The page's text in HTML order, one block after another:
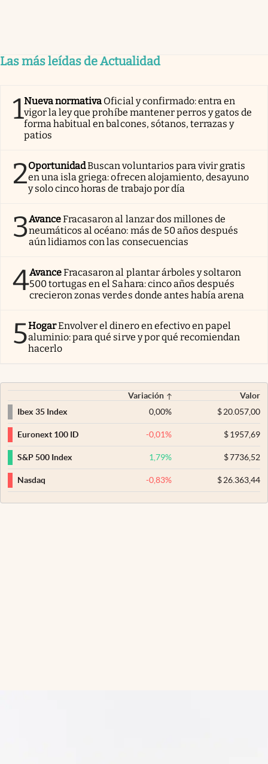
Las más leídas de Actualidad
1Nueva normativa Oficial y confirmado: entra en
vigor la ley que prohíbe mantener perros y gatos de
forma habitual en balcones, sótanos, terrazas y
patios
2OportunidadBuscan voluntarios para vivir gratis
en una isla griega: ofrecen alojamiento, desayuno
y solo cinco horas de trabajo por día
3AvanceFracasaron al lanzar dos millones de
neumáticos al océano: más de 50 años después
aún lidiamos con las consecuencias
4AvanceFracasaron al plantar árboles y soltaron
500 tortugas en el Sahara: cinco años después
crecieron zonas verdes donde antes había arena
5HogarEnvolver el dinero en efectivo en papel
aluminio: para qué sirve y por qué recomiendan
hacerlo
Variación
Valor
Ibex 35 Index
0,00% $20.057,00
Euronext 100 ID -0,01% $1957,69
S&P 500 Index 1,79% $7736,52
Nasdaq -0,83% $26.363,44